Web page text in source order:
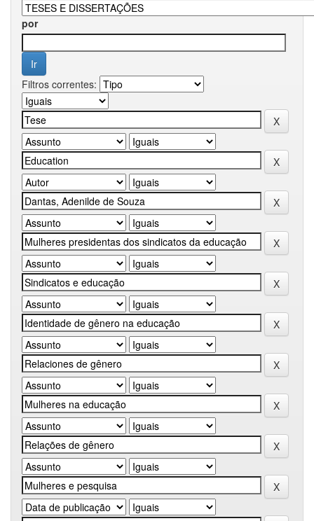
por
Filtros correntes: